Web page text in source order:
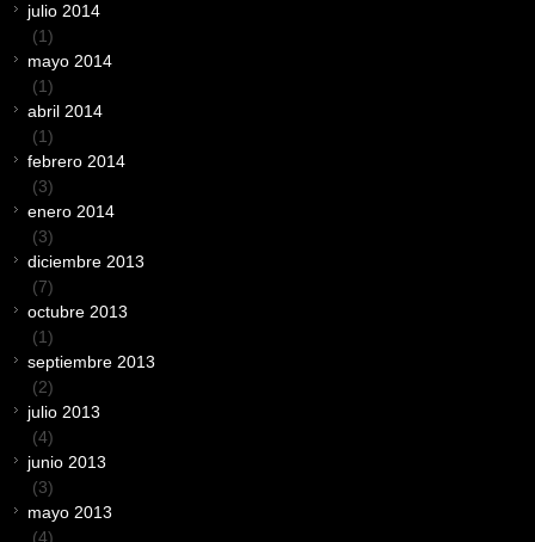
julio 2014
(1)
mayo 2014
(1)
abril 2014
(1)
febrero 2014
(3)
enero 2014
(3)
diciembre 2013
(7)
octubre 2013
(1)
septiembre 2013
(2)
julio 2013
(4)
junio 2013
(3)
mayo 2013
(4)